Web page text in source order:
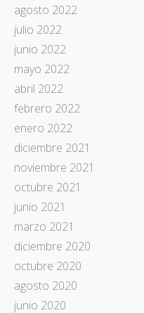
agosto 2022
julio 2022
junio 2022
mayo 2022
abril 2022
febrero 2022
enero 2022
diciembre 2021
noviembre 2021
octubre 2021
junio 2021
marzo 2021
diciembre 2020
octubre 2020
agosto 2020
junio 2020